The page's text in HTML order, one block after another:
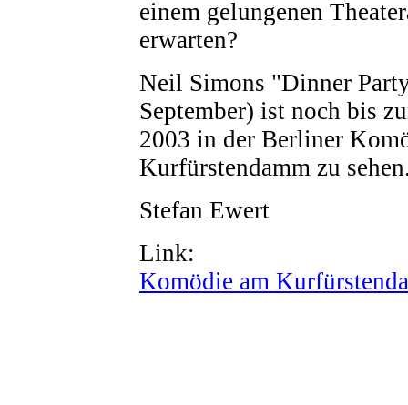
einem gelungenen
erwarten?
Neil Simons "Dinner
September) ist noch bis
2003 in der Berliner
Kurfürstendamm zu
Stefan Ewert
Link:
Komödie am